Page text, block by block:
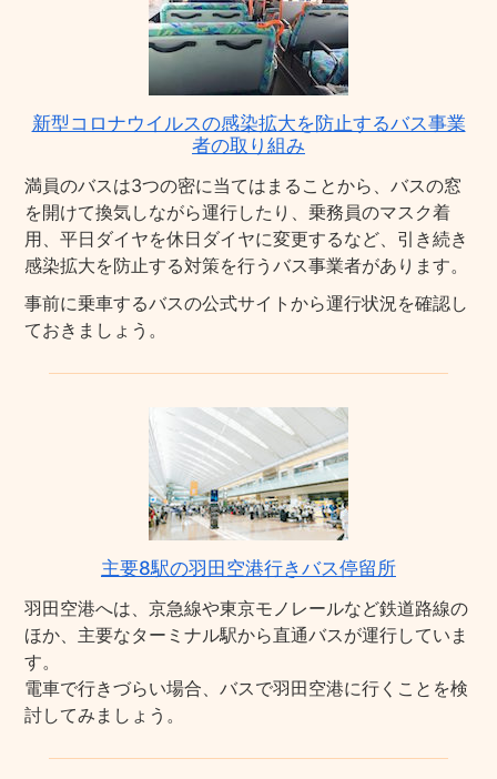
新型コロナウイルスの感染拡大を防止するバス事業
者の取り組み
満員のバスは3つの密に当てはまることから、バスの窓
を開けて換気しながら運行したり、乗務員のマスク着
用、平日ダイヤを休日ダイヤに変更するなど、引き続き
感染拡大を防止する対策を行うバス事業者があります。
事前に乗車するバスの公式サイトから運行状況を確認し
ておきましょう。
主要8駅の羽田空港行きバス停留所
羽田空港へは、京急線や東京モノレールなど鉄道路線の
ほか、主要なターミナル駅から直通バスが運行していま
す。
電車で行きづらい場合、バスで羽田空港に行くことを検
討してみましょう。